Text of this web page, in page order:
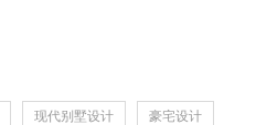
现代别墅设计 豪宅设计